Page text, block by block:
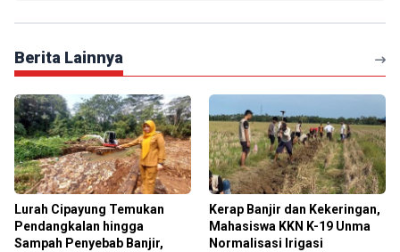
Berita Lainnya
Lurah Cipayung Temukan
Pendangkalan hingga
Sampah Penyebab Banjir,
Kerap Banjir dan Kekeringan,
Mahasiswa KKN K-19 Unma
Normalisasi Irigasi